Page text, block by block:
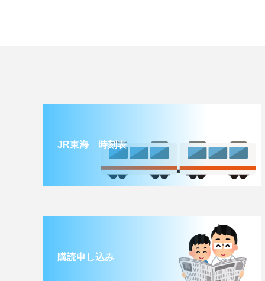
JR東海 時刻表
購読申し込み